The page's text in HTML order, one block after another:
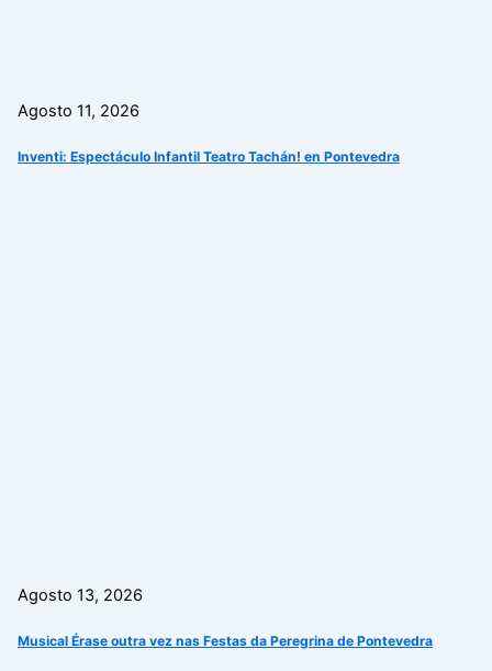
Agosto 11, 2026
Inventi: Espectáculo Infantil Teatro Tachán! en Pontevedra
Agosto 13, 2026
Musical Érase outra vez nas Festas da Peregrina de Pontevedra